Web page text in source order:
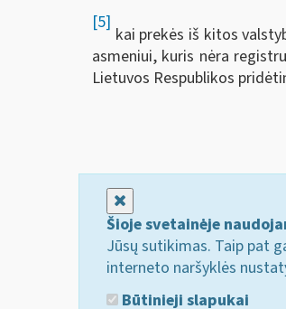
[5]
kai prekės iš kitos
asmeniui, kuris nėra
Lietuvos Respublikos
Šioje svetainėje
Jūsų sutikimas. Taip pat
interneto naršyklės
Būtinieji slapukai